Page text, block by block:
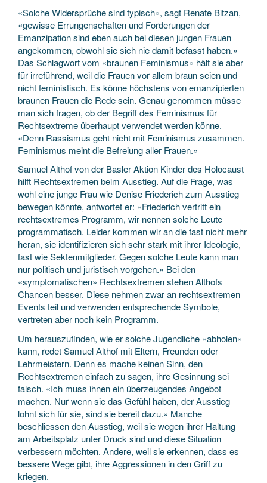
«Solche Widersprüche sind typisch», sagt Renate Bitzan,
«gewisse Errungenschaften und Forderungen der
Emanzipation sind eben auch bei diesen jungen Frauen
angekommen, obwohl sie sich nie damit befasst haben.»
Das Schlagwort vom «braunen Feminismus» hält sie aber
für irreführend, weil die Frauen vor allem braun seien und
nicht feministisch. Es könne höchstens von emanzipierten
braunen Frauen die Rede sein. Genau genommen müsse
man sich fragen, ob der Begriff des Feminismus für
Rechtsextreme überhaupt verwendet werden könne.
«Denn Rassismus geht nicht mit Feminismus zusammen.
Feminismus meint die Befreiung aller Frauen.»
Samuel Althof von der Basler Aktion Kinder des Holocaust
hilft Rechtsextremen beim Ausstieg. Auf die Frage, was
wohl eine junge Frau wie Denise Friederich zum Ausstieg
bewegen könnte, antwortet er: «Friederich vertritt ein
rechtsextremes Programm, wir nennen solche Leute
programmatisch. Leider kommen wir an die fast nicht mehr
heran, sie identifizieren sich sehr stark mit ihrer Ideologie,
fast wie Sektenmitglieder. Gegen solche Leute kann man
nur politisch und juristisch vorgehen.» Bei den
«symptomatischen» Rechtsextremen stehen Althofs
Chancen besser. Diese nehmen zwar an rechtsextremen
Events teil und verwenden entsprechende Symbole,
vertreten aber noch kein Programm.
Um herauszufinden, wie er solche Jugendliche «abholen»
kann, redet Samuel Althof mit Eltern, Freunden oder
Lehrmeistern. Denn es mache keinen Sinn, den
Rechtsextremen einfach zu sagen, ihre Gesinnung sei
falsch. «Ich muss ihnen ein überzeugendes Angebot
machen. Nur wenn sie das Gefühl haben, der Ausstieg
lohnt sich für sie, sind sie bereit dazu.» Manche
beschliessen den Ausstieg, weil sie wegen ihrer Haltung
am Arbeitsplatz unter Druck sind und diese Situation
verbessern möchten. Andere, weil sie erkennen, dass es
bessere Wege gibt, ihre Aggressionen in den Griff zu
kriegen.